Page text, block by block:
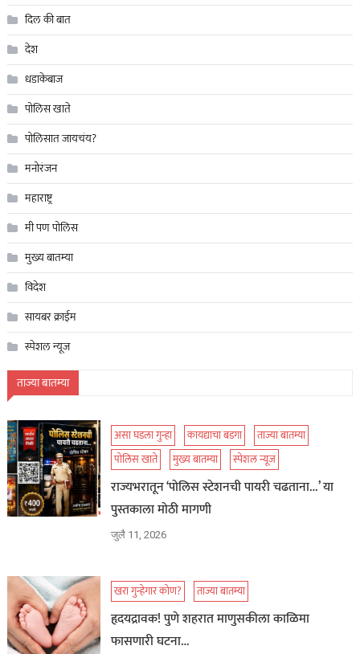
दिल की बात
देश
धडाकेबाज
पोलिस खाते
पोलिसात जायचंय?
मनोरंजन
महाराष्ट्र
मी पण पोलिस
मुख्य बातम्या
विदेश
सायबर क्राईम
स्पेशल न्यूज
ताज्या बातम्या
असा घडला गुन्हा कायद्याचा बडगा
ताज्या बातम्या
पोलिस खाते
मुख्य बातम्या स्पेशल न्यूज
राज्यभरातून ‘पोलिस स्टेशनची पायरी चढताना…’ या
पुस्तकाला मोठी मागणी
जुलै 11, 2026
खरा गुन्हेगार कोण? ताज्या बातम्या
हृदयद्रावक! पुणे शहरात माणुसकीला काळिमा
फासणारी घटना…